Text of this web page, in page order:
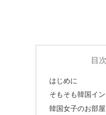
目次
はじめに
そもそも韓国イ
韓国女子のお部